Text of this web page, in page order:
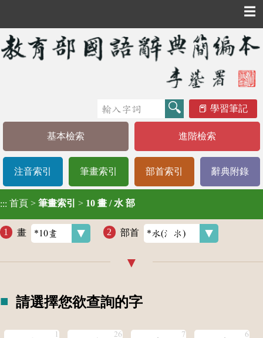
☰
學習筆記
基本檢索 進階檢索
注音索引 筆畫索引 部首索引 辭典附錄
::: 首頁 > 筆畫索引 > 10 畫 / 水 部
畫 部首
請選擇您欲查詢的字